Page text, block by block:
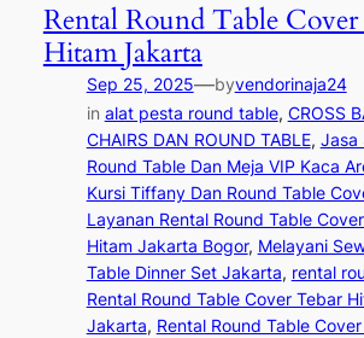
Rental Round Table
Hitam Jakarta
Sep 25, 2025—byvendorinaja24
in alat pesta round table, CROSS
CHAIRS DAN ROUND TABLE, Jasa
Round Table Dan Meja VIP Kaca
Kursi Tiffany Dan Round Table
Layanan Rental Round Table
Hitam Jakarta Bogor, Melayani
Table Dinner Set Jakarta, rental
Rental Round Table Cover Tebar
Jakarta, Rental Round Table